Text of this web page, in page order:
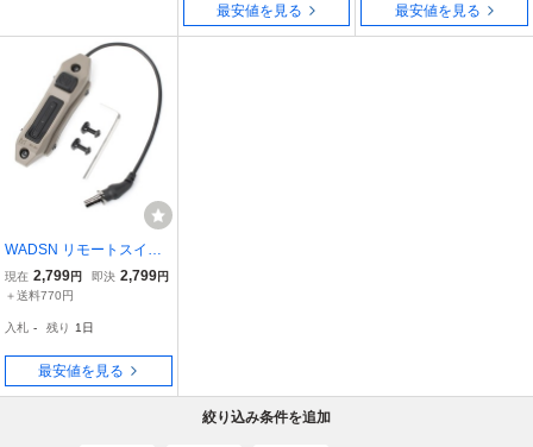
最安値を見る 最安値を見る
WADSN リモートスイッ
チ Surefire対応プラグ 20
mmレール/M-Lok対応 デ
5 [ デザートアース ]
現在 2,799円 即決 2,799円
＋送料770円
入札 - 残り 1日
最安値を見る
絞り込み条件を追加